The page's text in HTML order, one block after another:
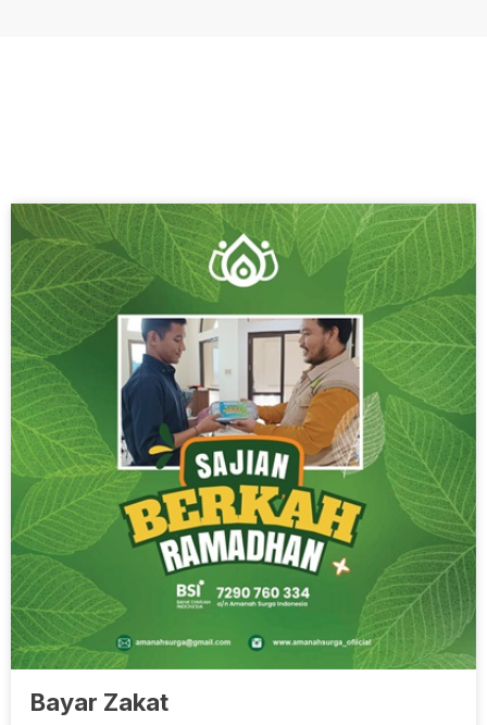
Bayar Zakat